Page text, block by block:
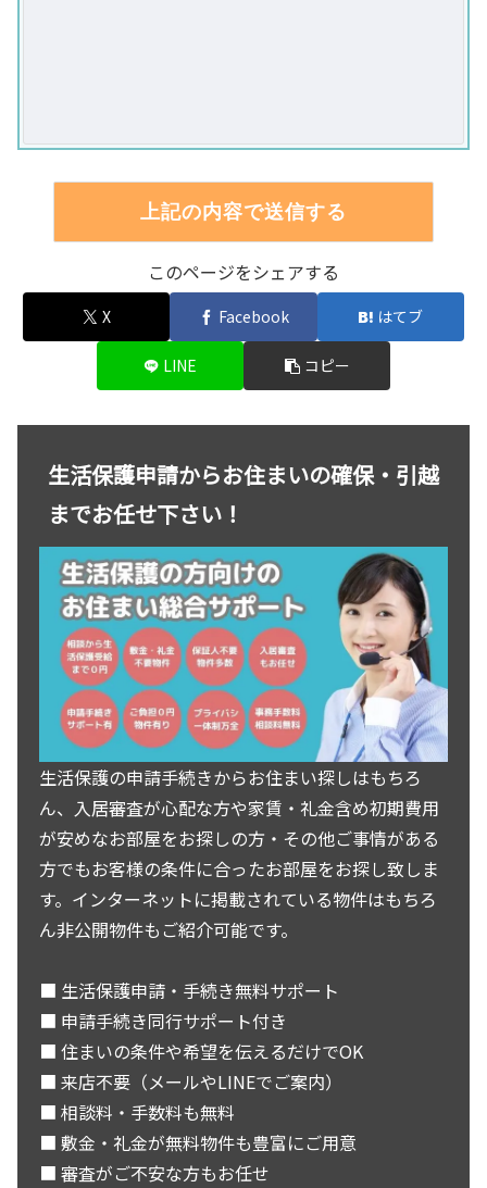
このページをシェアする
X Facebook はてブ
LINE コピー
生活保護申請からお住まいの確保・引越
までお任せ下さい！
生活保護の申請手続きからお住まい探しはもちろ
ん、入居審査が心配な方や家賃・礼金含め初期費用
が安めなお部屋をお探しの方・その他ご事情がある
方でもお客様の条件に合ったお部屋をお探し致しま
す。インターネットに掲載されている物件はもちろ
ん非公開物件もご紹介可能です。
■ 生活保護申請・手続き無料サポート
■ 申請手続き同行サポート付き
■ 住まいの条件や希望を伝えるだけでOK
■ 来店不要（メールやLINEでご案内）
■ 相談料・手数料も無料
■ 敷金・礼金が無料物件も豊富にご用意
■ 審査がご不安な方もお任せ